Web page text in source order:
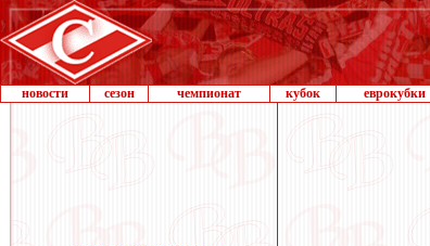
новости сезон чемпионат кубок еврокубки